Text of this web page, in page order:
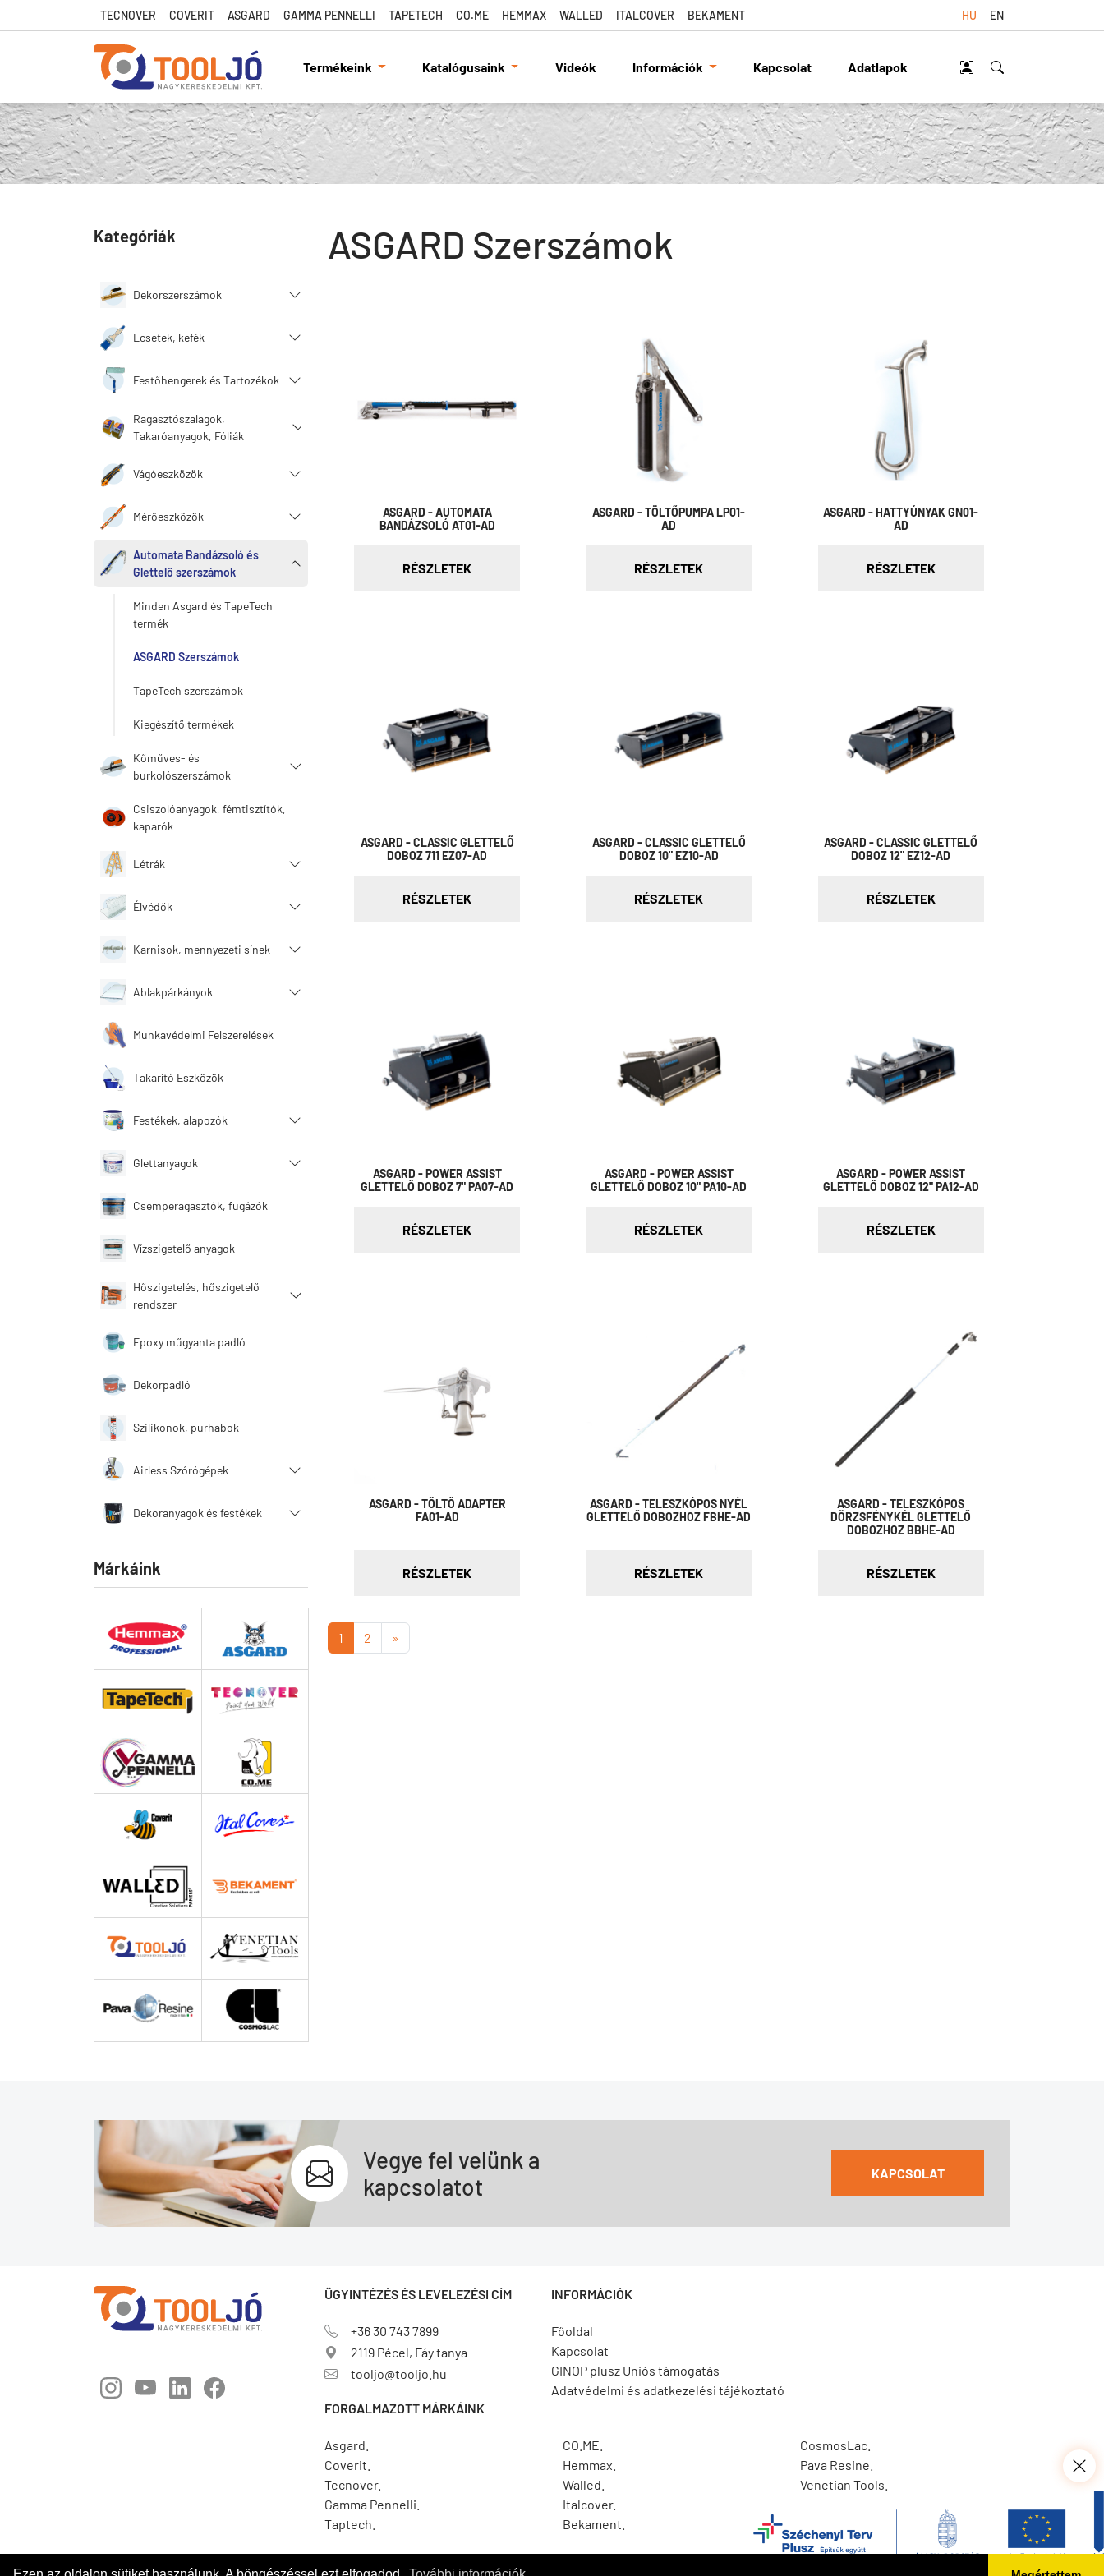
TECNOVER COVERIT ASGARD GAMMA PENNELLI TAPETECH CO.ME HEMMAX WALLED ITALCOVER BEKAMENT HU EN
Tool Jó
Termékeink Katalógusaink Videók Információk Kapcsolat Adatlapok
Kategóriák
Dekorszerszámok
Ecsetek, kefék
Festőhengerek és Tartozékok
Ragasztószalagok,
Takaróanyagok, Fóliák
Vágóeszközök
Mérőeszközök
Automata Bandázsoló és
Glettelő szerszámok
Minden Asgard és TapeTech
termék
ASGARD Szerszámok
TapeTech szerszámok
Kiegészítő termékek
Kőműves- és
burkolószerszámok
Csiszolóanyagok, fémtisztítók,
kaparók
Létrák
Élvédők
Karnisok, mennyezeti sínek
Ablakpárkányok
Munkavédelmi Felszerelések
Takarító Eszközök
Festékek, alapozók
Glettanyagok
Csemperagasztók, fugázók
Vízszigetelő anyagok
Hőszigetelés, hőszigetelő
rendszer
Epoxy műgyanta padló
Dekorpadló
Szilikonok, purhabok
Airless Szórógépek
Dekoranyagok és festékek
Márkáink
ASGARD Szerszámok
ASGARD - AUTOMATA
BANDÁZSOLÓ AT01-AD
RÉSZLETEK
ASGARD - TÖLTŐPUMPA LP01-
AD
RÉSZLETEK
ASGARD - HATTYÚNYAK GN01-
AD
RÉSZLETEK
ASGARD - CLASSIC GLETTELŐ
DOBOZ 711 EZ07-AD
RÉSZLETEK
ASGARD - CLASSIC GLETTELŐ
DOBOZ 10" EZ10-AD
RÉSZLETEK
ASGARD - CLASSIC GLETTELŐ
DOBOZ 12" EZ12-AD
RÉSZLETEK
ASGARD - POWER ASSIST
GLETTELŐ DOBOZ 7" PA07-AD
RÉSZLETEK
ASGARD - POWER ASSIST
GLETTELŐ DOBOZ 10" PA10-AD
RÉSZLETEK
ASGARD - POWER ASSIST
GLETTELŐ DOBOZ 12" PA12-AD
RÉSZLETEK
ASGARD - TÖLTŐ ADAPTER
FA01-AD
RÉSZLETEK
ASGARD - TELESZKÓPOS NYÉL
GLETTELŐ DOBOZHOZ FBHE-AD
RÉSZLETEK
ASGARD - TELESZKÓPOS
DÖRZSFÉNYKÉL GLETTELŐ
DOBOZHOZ BBHE-AD
RÉSZLETEK
1 2 »
Vegye fel velünk a
kapcsolatot
KAPCSOLAT
ÜGYINTÉZÉS ÉS LEVELEZÉSI CÍM
+36 30 743 7899
2119 Pécel, Fáy tanya
tooljo@tooljo.hu
INFORMÁCIÓK
Főoldal
Kapcsolat
GINOP plusz Uniós támogatás
Adatvédelmi és adatkezelési tájékoztató
FORGALMAZOTT MÁRKÁINK
Asgard.
Coverit.
Tecnover.
Gamma Pennelli.
Taptech.
CO.ME.
Hemmax.
Walled.
Italcover.
Bekament.
CosmosLac.
Pava Resine.
Venetian Tools.